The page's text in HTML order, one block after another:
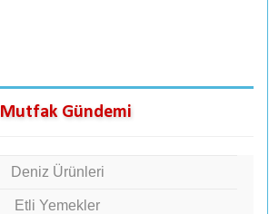
Mutfak Gündemi
Deniz Ürünleri
Etli Yemekler